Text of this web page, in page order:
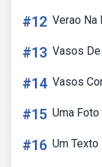
#12 Verao Na
#13 Vasos
#14 Vasos
#15 Uma
#16 Um Texto